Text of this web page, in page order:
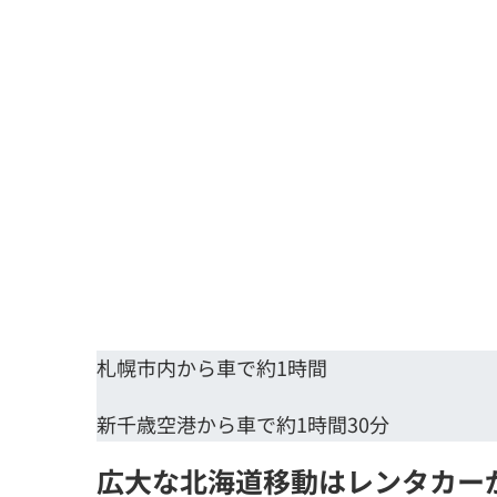
札幌市内から車で約1時間
新千歳空港から車で約1時間30分
広大な北海道移動はレンタカー